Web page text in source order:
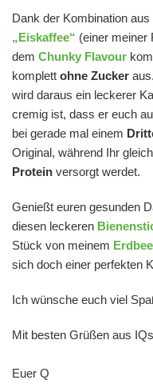
Dank der Kombination aus
„Eiskaffee“ (einer meiner
dem Chunky Flavour
komplett ohne Zucker
wird daraus ein leckerer
cremig ist, dass er euch
bei gerade mal einem
Original, während Ihr
Protein versorgt werdet.
Genießt euren gesunden
diesen leckeren
Stück von meinem
sich doch einer perfekten
Ich wünsche euch viel
Mit besten Grüßen aus
Euer Q